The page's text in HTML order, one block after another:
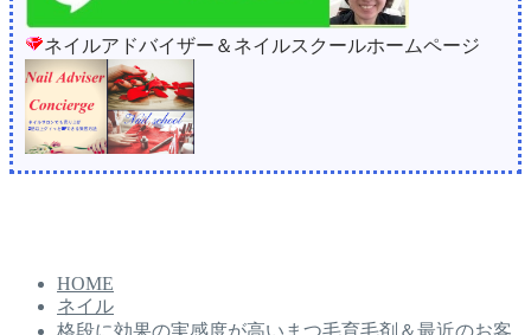
ネイルアドバイザー＆ネイルスクールホームページ
HOME
ネイル
格段に効果の実感度が高いまつ毛育毛剤＆最近のお客